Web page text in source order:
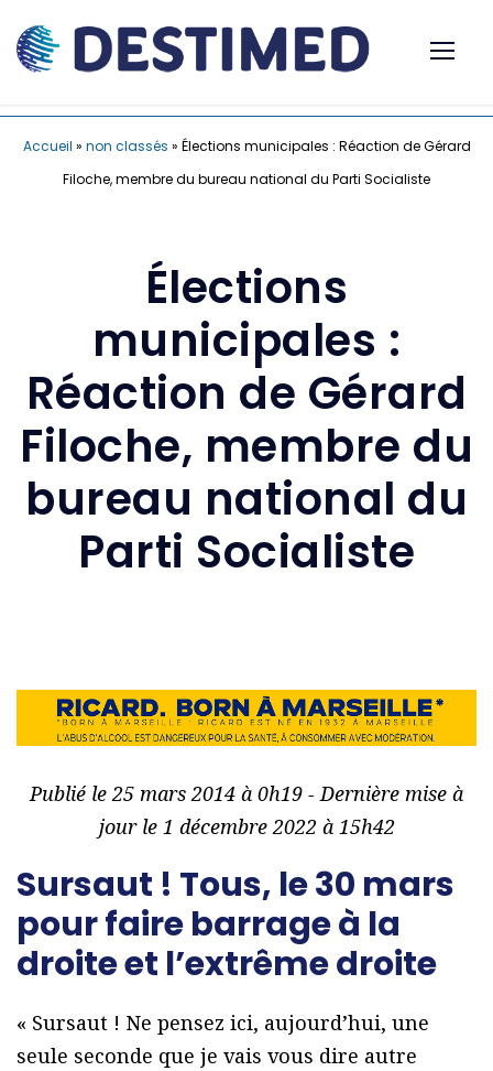
Accueil » non classés » Élections municipales : Réaction de Gérard
Filoche, membre du bureau national du Parti Socialiste
Élections
municipales :
Réaction de Gérard
Filoche, membre du
bureau national du
Parti Socialiste
Publié le 25 mars 2014 à 0h19 - Dernière mise à
jour le 1 décembre 2022 à 15h42
Sursaut ! Tous, le 30 mars
pour faire barrage à la
droite et l’extrême droite
« Sursaut ! Ne pensez ici, aujourd’hui, une
seule seconde que je vais vous dire autre